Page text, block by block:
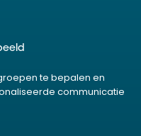
te bepalen en
communicatie